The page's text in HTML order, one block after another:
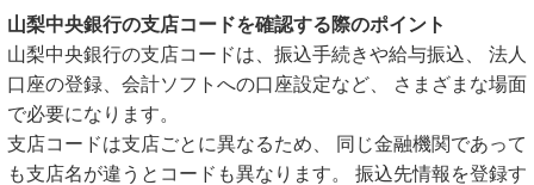
山梨中央銀行の支店コードを確認する際のポイント
山梨中央銀行の支店コードは、振込手続きや給与振込、 法人
口座の登録、会計ソフトへの口座設定など、 さまざまな場面
で必要になります。
支店コードは支店ごとに異なるため、 同じ金融機関であって
も支店名が違うとコードも異なります。 振込先情報を登録す